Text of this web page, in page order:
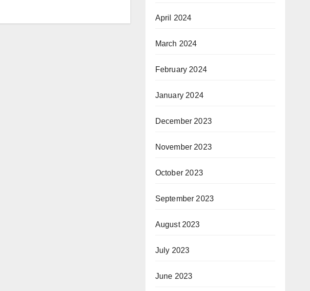
April 2024
March 2024
February 2024
January 2024
December 2023
November 2023
October 2023
September 2023
August 2023
July 2023
June 2023